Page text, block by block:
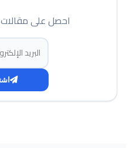
احصل على
البريد